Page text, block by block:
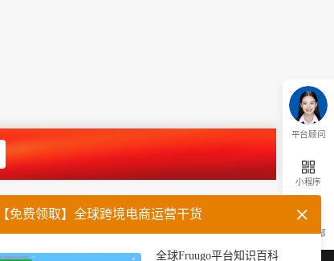
平台顾问
小程序
返回顶部
企业微信 官方公众号
【免费领取】全球跨境电商运营干货
全球Fruugo平台知识百科